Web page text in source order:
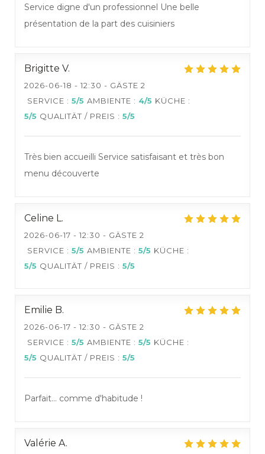
Service digne d'un professionnel Une belle
présentation de la part des cuisiniers
Brigitte V
2026-06-18 - 12:30 - GÄSTE 2
SERVICE : 5/5 AMBIENTE : 4/5 KÜCHE :
5/5 QUALITÄT / PREIS : 5/5
Très bien accueilli Service satisfaisant et très bon
menu découverte
Celine L
2026-06-17 - 12:30 - GÄSTE 2
SERVICE : 5/5 AMBIENTE : 5/5 KÜCHE :
5/5 QUALITÄT / PREIS : 5/5
Emilie B
2026-06-17 - 12:30 - GÄSTE 2
SERVICE : 5/5 AMBIENTE : 5/5 KÜCHE :
5/5 QUALITÄT / PREIS : 5/5
Parfait... comme d'habitude !
Valérie A
Salles de restaurants "L'Appli" et "Vin/20"